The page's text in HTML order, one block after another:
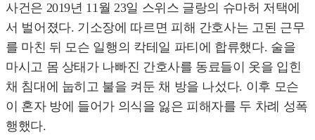
사건은 2019년 11월 23일 스위스 글랑의 슈마허 저택에
서 벌어졌다. 기소장에 따르면 피해 간호사는 고된 근무
를 마친 뒤 모슨 일행의 칵테일 파티에 합류했다. 술을
마시고 몸 상태가 나빠진 간호사를 동료들이 옷을 입힌
채 침대에 눕히고 불을 켜둔 채 방을 나섰다. 이후 모슨
이 혼자 방에 들어가 의식을 잃은 피해자를 두 차례 성폭
행했다.